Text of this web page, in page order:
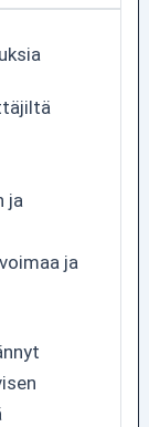
ja
ja